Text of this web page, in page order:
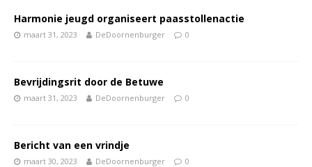
Harmonie jeugd organiseert paasstollenactie
maart 31, 2023 DeDoornenburger 0
Bevrijdingsrit door de Betuwe
maart 31, 2023 DeDoornenburger 0
Bericht van een vrindje
maart 30, 2023 DeDoornenburger 0